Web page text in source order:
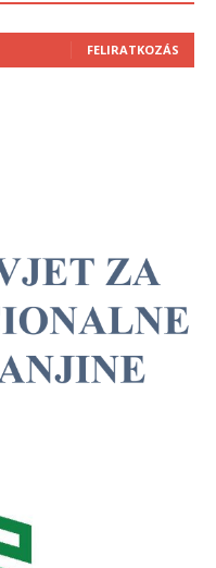
FELIRATKOZÁS